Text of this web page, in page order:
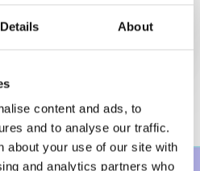
Details About
content and ads, to
and to analyse our traffic.
about your use of our site with
and analytics partners who